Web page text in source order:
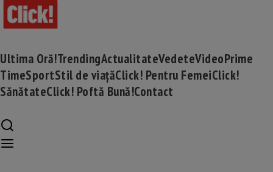
Ultima Oră!TrendingActualitateVedeteVideoPrime
TimeSportStil de viațăClick! Pentru FemeiClick!
SănătateClick! Poftă Bună!Contact